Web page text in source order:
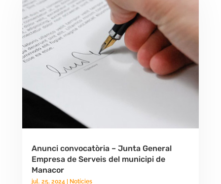
Anunci convocatòria – Junta General
Empresa de Serveis del municipi de
Manacor
jul. 25, 2024| Notícies